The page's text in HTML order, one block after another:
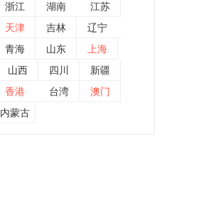
浙江 湖南
江苏
天津 吉林
辽宁
青海 山东
上海
山西 四川
新疆
香港 台湾
澳门
内蒙古